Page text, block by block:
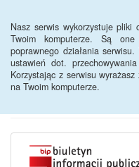
Nasz serwis wykorzystuje pliki
Twoim komputerze. Są
poprawnego działania
ustawień dot.
Korzystając z serwisu
na Twoim komputerze.
BIP -